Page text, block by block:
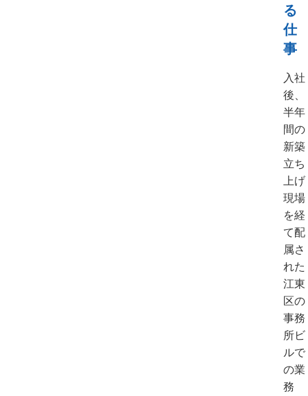
る
仕
事
入社
後、
半年
間の
新築
立ち
上げ
現場
を経
て配
属さ
れた
江東
区の
事務
所ビ
ルで
の業
務